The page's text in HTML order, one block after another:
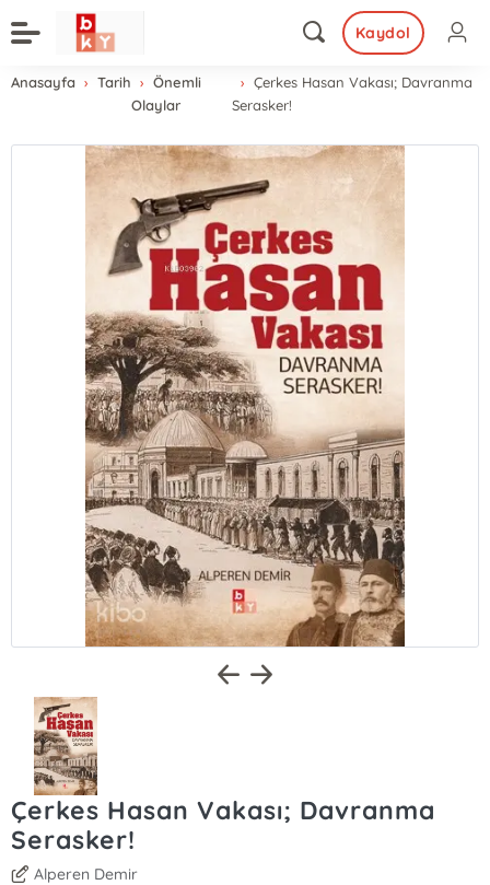
Kaydol
Anasayfa Tarih
Önemli
Olaylar
Çerkes Hasan Vakası; Davranma
Serasker!
Çerkes Hasan Vakası; Davranma
Serasker!
Alperen Demir